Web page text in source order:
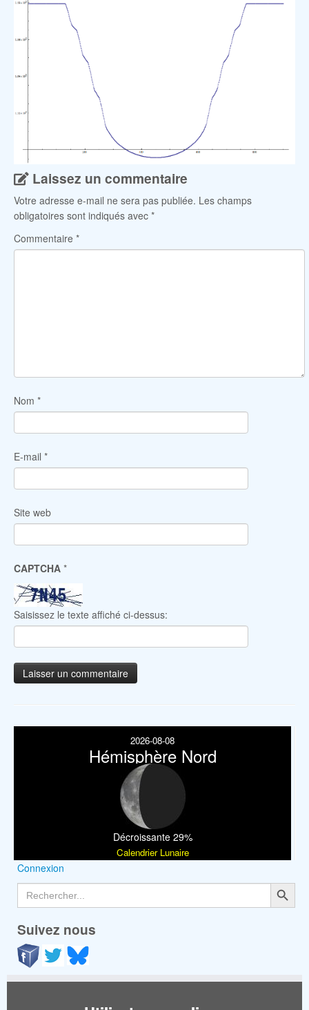
Laissez un commentaire
Votre adresse e-mail ne sera pas publiée. Les champs
obligatoires sont indiqués avec *
Commentaire *
Nom *
E-mail *
Site web
CAPTCHA *
Saisissez le texte affiché ci-dessus:
2026-08-08
Hémisphère Nord
Décroissante 29%
Calendrier Lunaire
Connexion
Search
for:
Search Button
Suivez nous